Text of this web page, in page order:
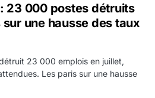
23 000 postes détruits
une hausse des taux
23 000 emplois en juillet,
Les paris sur une hausse